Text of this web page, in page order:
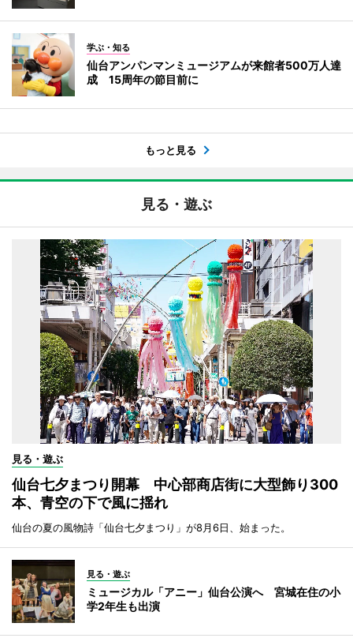
学ぶ・知る
仙台アンパンマンミュージアムが来館者500万人達
成 15周年の節目前に
もっと見る
見る・遊ぶ
見る・遊ぶ
仙台七夕まつり開幕 中心部商店街に大型飾り300
本、青空の下で風に揺れ
仙台の夏の風物詩「仙台七夕まつり」が8月6日、始まった。
見る・遊ぶ
ミュージカル「アニー」仙台公演へ 宮城在住の小
学2年生も出演